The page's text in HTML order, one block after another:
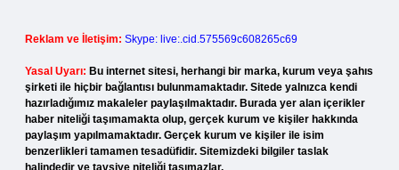
Reklam ve İletişim: Skype: live:.cid.575569c608265c69
Yasal Uyarı: Bu internet sitesi, herhangi bir marka, kurum veya şahıs
şirketi ile hiçbir bağlantısı bulunmamaktadır. Sitede yalnızca kendi
hazırladığımız makaleler paylaşılmaktadır. Burada yer alan içerikler
haber niteliği taşımamakta olup, gerçek kurum ve kişiler hakkında
paylaşım yapılmamaktadır. Gerçek kurum ve kişiler ile isim
benzerlikleri tamamen tesadüfidir. Sitemizdeki bilgiler taslak
halindedir ve tavsiye niteliği taşımazlar.